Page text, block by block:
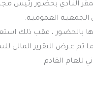
الباطـن بمقر النـادي بحضـور
العموميـة.
بالحضـور ، عقب ذلك